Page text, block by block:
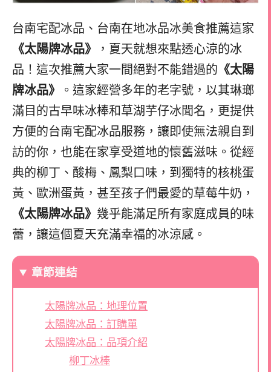
台南宅配冰品、台南在地冰品冰美食推薦這家
《太陽牌冰品》
，夏天就想來點透心涼的冰
品！這次推薦大家一間絕對不能錯過的 《太陽
牌冰品》
。這家經營多年的老字號，以其琳瑯
滿目的古早味冰棒和草湖芋仔冰聞名，更提供
方便的台南宅配冰品服務，讓即使無法親自到
訪的你，也能在家享受道地的懷舊滋味。從經
典的柳丁、酸梅、鳳梨口味，到獨特的核桃蛋
黃、歐洲蛋黃，甚至孩子們最愛的草莓牛奶，
《太陽牌冰品》 幾乎能滿足所有家庭成員的味
蕾，讓這個夏天充滿幸福的冰涼感。
章節連結
太陽牌冰品：地理位置
太陽牌冰品：訂購單
太陽牌冰品：品項介紹
柳丁冰棒